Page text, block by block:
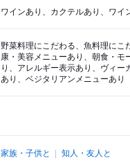
ワインあり、カクテルあり、ワイ
野菜料理にこだわる、魚料理にこ
康・美容メニューあり、朝食・モ
り、アレルギー表示あり、ヴィー
あり、ベジタリアンメニューあり
家族・子供と 知人・友人と